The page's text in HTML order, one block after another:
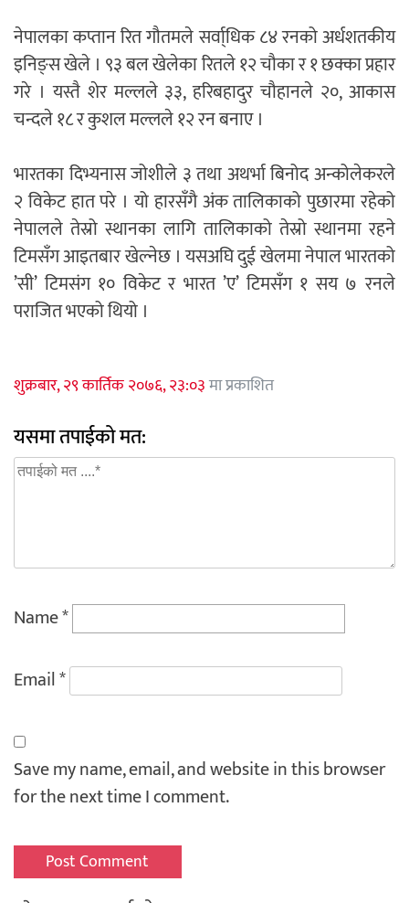
नेपालका कप्तान रित गौतमले सर्वा्धिक ८४ रनको अर्धशतकीय
इनिङ्स खेले । ९३ बल खेलेका रितले १२ चौका र १ छक्का प्रहार
गरे । यस्तै शेर मल्लले ३३, हरिबहादुर चौहानले २०, आकास
चन्दले १८ र कुशल मल्लले १२ रन बनाए ।
भारतका दिभ्यनास जोशीले ३ तथा अथर्भा बिनोद अन्कोलेकरले
२ विकेट हात परे । यो हारसँगै अंक तालिकाको पुछारमा रहेको
नेपालले तेस्रो स्थानका लागि तालिकाको तेस्रो स्थानमा रहने
टिमसँग आइतबार खेल्नेछ । यसअघि दुई खेलमा नेपाल भारतको
’सी’ टिमसंग १० विकेट र भारत ’ए’ टिमसँग १ सय ७ रनले
पराजित भएको थियो ।
शुक्रबार, २९ कार्तिक २०७६, २३:०३मा प्रकाशित
यसमा तपाईको मत:
Name*
Email*
Save my name, email, and website in this browser
for the next time I comment.